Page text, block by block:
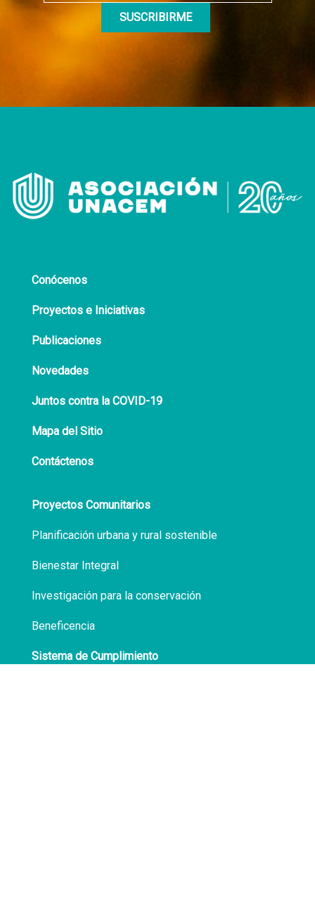
Conócenos
Proyectos e Iniciativas
Publicaciones
Novedades
Juntos contra la COVID-19
Mapa del Sitio
Contáctenos
Proyectos Comunitarios
Planificación urbana y rural sostenible
Bienestar Integral
Investigación para la conservación
Beneficencia
Sistema de Cumplimiento